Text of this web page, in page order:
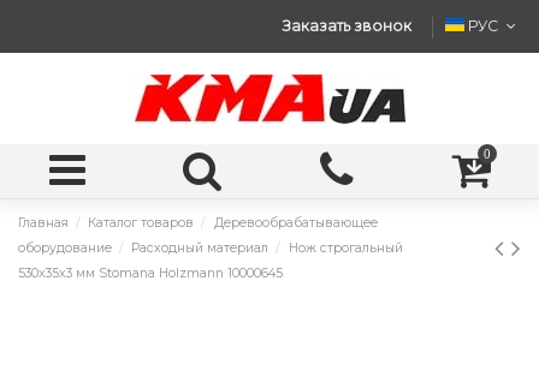
Заказать звонок РУС
0
Главная Каталог товаров
Деревообрабатывающее
оборудование
Расходный материал
Нож строгальный
530x35x3 мм Stomana Holzmann 10000645